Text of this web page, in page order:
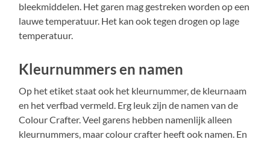
bleekmiddelen. Het garen mag gestreken worden op een
lauwe temperatuur. Het kan ook tegen drogen op lage
temperatuur.
Kleurnummers en namen
Op het etiket staat ook het kleurnummer, de kleurnaam
en het verfbad vermeld. Erg leuk zijn de namen van de
Colour Crafter. Veel garens hebben namenlijk alleen
kleurnummers, maar colour crafter heeft ook namen. En